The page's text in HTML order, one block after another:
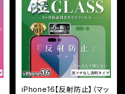
iPhone16【反射防止】（マッ